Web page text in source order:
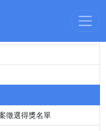
徵選得獎名單